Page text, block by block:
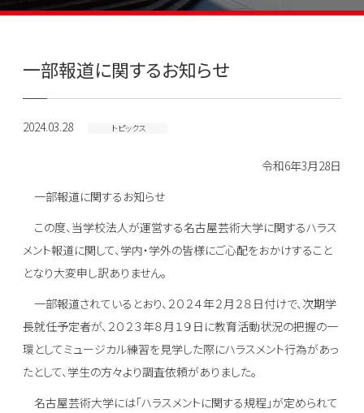
一部報道に関するお知らせ
2024.03.28 トピックス
令和6年3月28日
一部報道に関するお知らせ
この度、当学校法人が運営する名古屋芸術大学に関するハラス
メント報道に関して、学内・学外の皆様にご心配をおかけすること
となり大変申し訳ありません。
一部報道されているとおり、２０２４年２月２８日付けで、次期学
長就任予定者が、２０２３年８月１９日に教育活動状況の把握の一
環としてミュージカル練習を見学した際にハラスメント行為があっ
たとして、学生の方々より調査依頼がありました。
名古屋芸術大学には「ハラスメントに関する規程」が定められて